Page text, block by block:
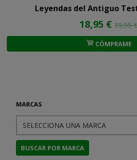
MARCAS
Leyendas del Antiguo
18,95 € 19,95 €
CÓMPRAME